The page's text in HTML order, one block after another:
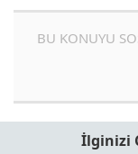
BU KONUYU
İlginizi